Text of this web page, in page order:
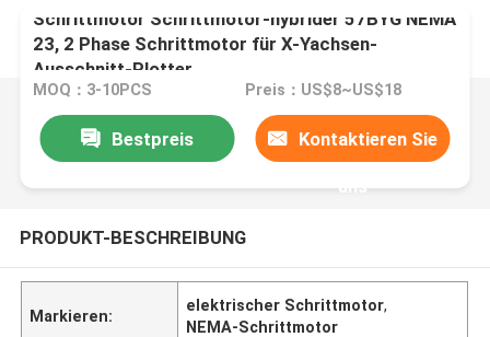
Schrittmotor Schrittmotor-hybrider 57BYG NEMA
23, 2 Phase Schrittmotor für X-Yachsen-
Ausschnitt-Plotter
MOQ：3-10PCS Preis：US$8~US$18
Bestpreis Kontaktieren Sie
uns
PRODUKT-BESCHREIBUNG
Markieren:
elektrischer Schrittmotor,
NEMA-Schrittmotor